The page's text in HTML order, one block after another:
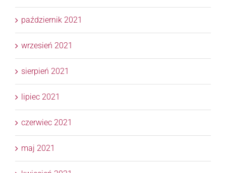
październik 2021
wrzesień 2021
sierpień 2021
lipiec 2021
czerwiec 2021
maj 2021